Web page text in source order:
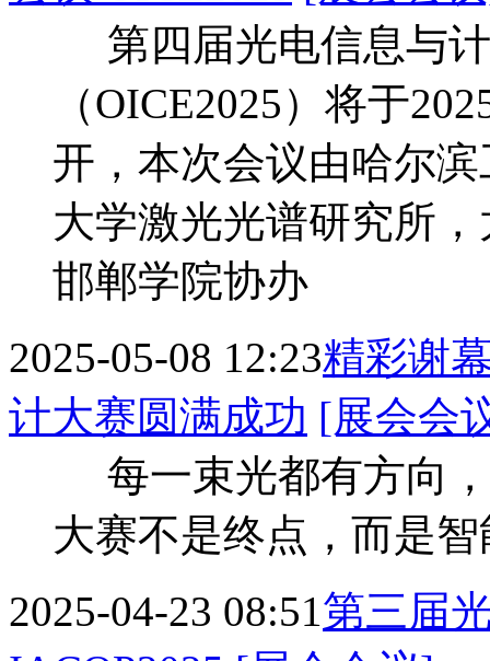
第四届光电信息与
（OICE2025）将于
开，本次会议由哈尔
大学激光光谱研究所
邯郸学院协办
2025-05-08 12:23精彩谢
计大赛圆满成功 [展会会
每一束光都有方向
大赛不是终点，而是
2025-04-23 08:51第三届